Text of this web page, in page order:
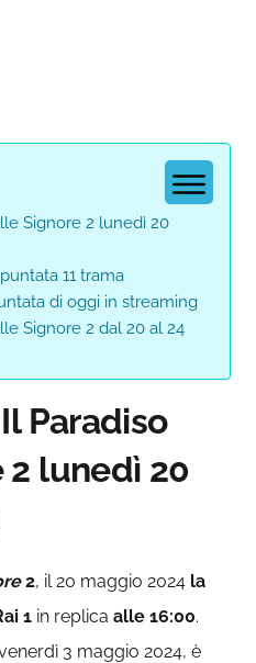
Signore 2 lunedì 20
11 trama
di oggi in streaming
Signore 2 dal 20 al 24
Paradiso
lunedì 20
2, il 20 maggio 2024 la
1 in replica alle 16:00.
3 maggio 2024, è